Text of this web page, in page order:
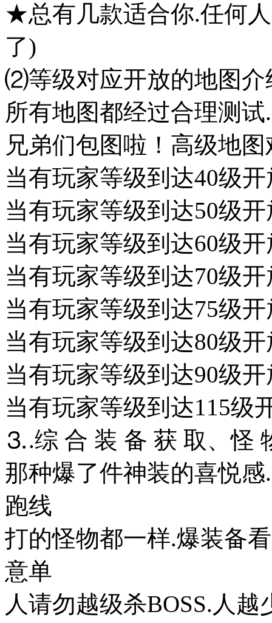
★总有几款适合你.任何
了)
⑵等级对应开放的地图
所有地图都经过合理测
兄弟们包图啦！高级地
当有玩家等级到达40级
当有玩家等级到达50级
当有玩家等级到达60级
当有玩家等级到达70级
当有玩家等级到达75级
当有玩家等级到达80级
当有玩家等级到达90级
当有玩家等级到达115级
⒊.综 合 装 备 获 取、怪
那种爆了件神装的喜悦
跑线
打的怪物都一样.爆装备
意单
人请勿越级杀BOSS.人